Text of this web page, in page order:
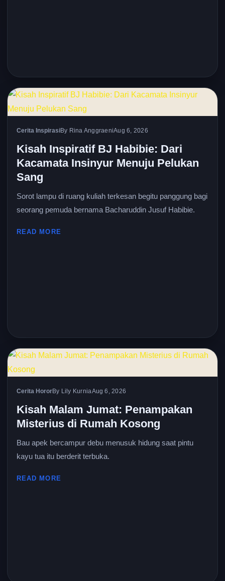
Cerita InspirasiBy Rina AnggraeniAug 6, 2026
Kisah Inspiratif BJ Habibie: Dari
Kacamata Insinyur Menuju Pelukan
Sang
Sorot lampu di ruang kuliah terkesan begitu panggung bagi
seorang pemuda bernama Bacharuddin Jusuf Habibie.
READ MORE
Cerita HororBy Lily KurniaAug 6, 2026
Kisah Malam Jumat: Penampakan
Misterius di Rumah Kosong
Bau apek bercampur debu menusuk hidung saat pintu
kayu tua itu berderit terbuka.
READ MORE